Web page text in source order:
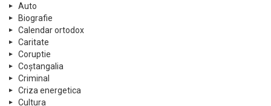
Auto
Biografie
Calendar ortodox
Caritate
Coruptie
Coștangalia
Criminal
Criza energetica
Cultura